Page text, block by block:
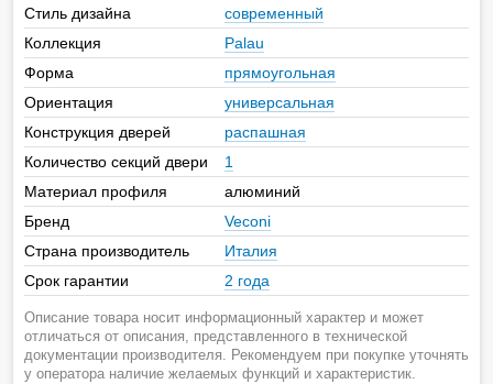
Стиль дизайна
современный
Коллекция
Palau
Форма
прямоугольная
Ориентация
универсальная
Конструкция дверей
распашная
Количество секций двери
1
Материал профиля
алюминий
Бренд
Veconi
Страна производитель
Италия
Срок гарантии
2 года
Описание товара носит информационный характер и может
отличаться от описания, представленного в технической
документации производителя. Рекомендуем при покупке уточнять
у оператора наличие желаемых функций и характеристик.